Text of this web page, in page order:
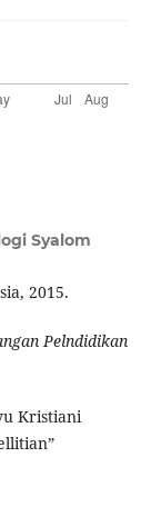
Syalom
2015.
Pelndidikan
Kristiani